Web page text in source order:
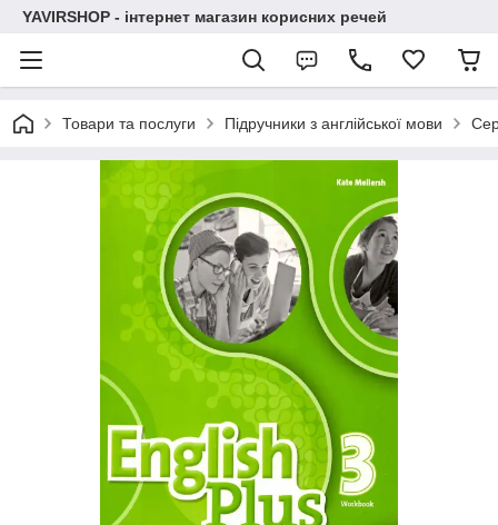
YAVIRSHOP - інтернет магазин корисних речей
Товари та послуги Підручники з англійської мови